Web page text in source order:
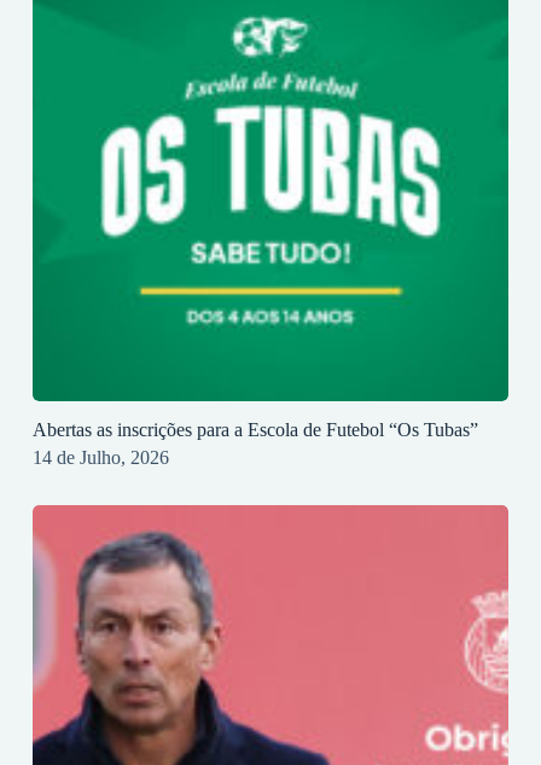
Abertas as inscrições para a Escola de Futebol “Os Tubas”
14 de Julho, 2026